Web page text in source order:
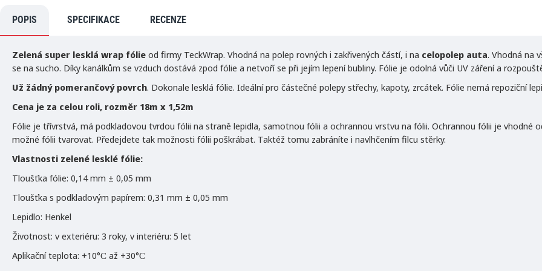
POPIS SPECIFIKACE RECENZE
Zelená super lesklá wrap fólie od firmy TeckWrap. Vhodná na polep rovných i zakřivených částí, i na celopolep auta. Vhodná na
se na sucho. Díky kanálkům se vzduch dostává zpod fólie a netvoří se při jejím lepení bubliny. Fólie je odolná vůči UV záření a
Už žádný pomerančový povrch. Dokonale lesklá fólie. Ideální pro částečné polepy střechy, kapoty, zrcátek. Fólie nemá repoziční
Cena je za celou roli, rozměr 18m x 1,52m
Fólie je třívrstvá, má podkladovou tvrdou fólii na straně lepidla, samotnou fólii a ochrannou vrstvu na fólii. Ochrannou fólii je vhodné
možné fólii tvarovat. Předejdete tak možnosti fólii poškrábat. Taktéž tomu zabráníte i navlhčením filcu stěrky.
Vlastnosti zelené lesklé fólie:
Tloušťka fólie: 0,14 mm ± 0,05 mm
Tloušťka s podkladovým papírem: 0,31 mm ± 0,05 mm
Lepidlo: Henkel
Životnost: v exteriéru: 3 roky, v interiéru: 5 let
Aplikační teplota: +10°С až +30°С